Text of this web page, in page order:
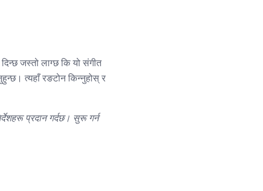
जस्तो लाग्छ कि यो संगीत
त्यहाँ रङटोन किन्नुहोस् र
प्रदान गर्दछ। सुरू गर्न